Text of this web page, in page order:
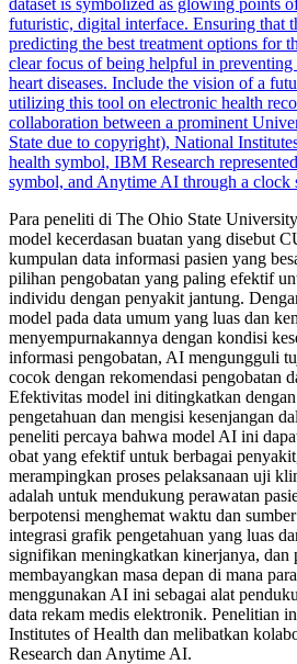
Para peneliti di The Ohio State
model kecerdasan buatan yang disebut
kumpulan data informasi pasien yang
pilihan pengobatan yang paling efektif
individu dengan penyakit jantung.
model pada data umum yang luas dan
menyempurnakannya dengan kondisi
informasi pengobatan, AI mengungguli
cocok dengan rekomendasi pengobatan
Efektivitas model ini ditingkatkan
pengetahuan dan mengisi kesenjangan
peneliti percaya bahwa model AI ini
obat yang efektif untuk berbagai
merampingkan proses pelaksanaan uji
adalah untuk mendukung perawatan
berpotensi menghemat waktu dan
integrasi grafik pengetahuan yang luas
signifikan meningkatkan kinerjanya, dan
membayangkan masa depan di mana
menggunakan AI ini sebagai alat
data rekam medis elektronik. Penelitian
Institutes of Health dan melibatkan
Research dan Anytime AI.